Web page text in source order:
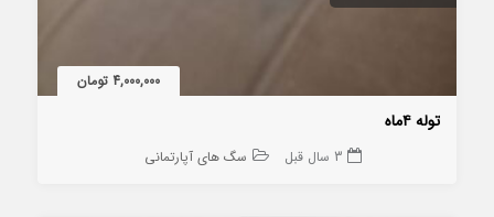
4,000,000 تومان
توله ۴ماه
3 سال قبل سگ های آپارتمانی